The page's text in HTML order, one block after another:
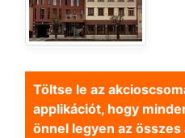
Töltse le az
applikációt, hogy
önnel legyen az összes